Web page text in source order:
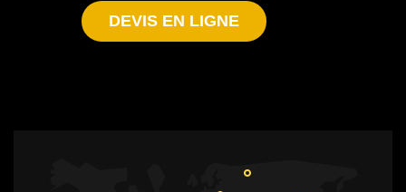
DEVIS EN LIGNE